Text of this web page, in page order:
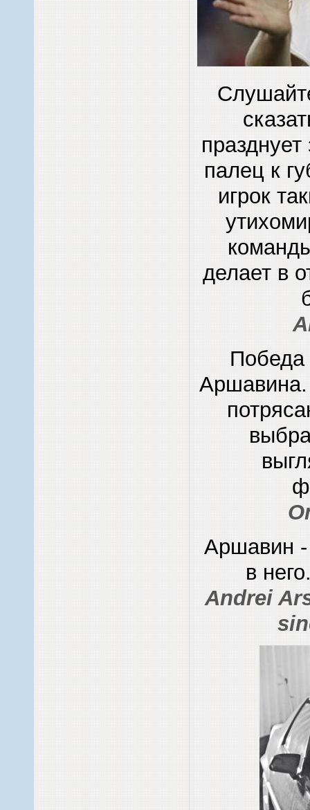
палец к
игрок
делает в
Победа
Аршавина.
Аршавин -
в
Andrei